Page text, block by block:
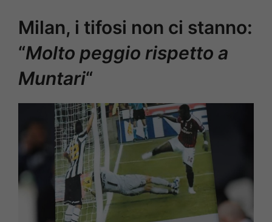
Milan, i tifosi non ci stanno:
“Molto peggio rispetto a
Muntari“